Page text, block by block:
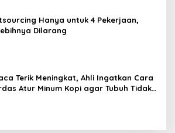
Hanya untuk 4 Pekerjaan,
Dilarang
Terik Meningkat, Ahli Ingatkan Cara
Atur Minum Kopi agar Tubuh Tidak